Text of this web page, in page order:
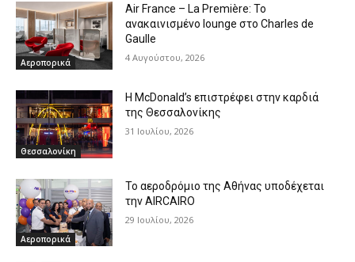
Αεροπορικά
Air France – La Première: Το
ανακαινισμένο lounge στο Charles de
Gaulle
4 Αυγούστου, 2026
Θεσσαλονίκη
Η McDonald’s επιστρέφει στην καρδιά
της Θεσσαλονίκης
31 Ιουλίου, 2026
Αεροπορικά
Το αεροδρόμιο της Αθήνας υποδέχεται
την AIRCAIRO
29 Ιουλίου, 2026